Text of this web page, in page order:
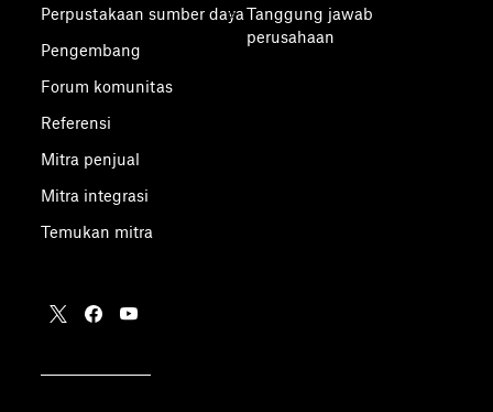
Perpustakaan sumber daya
Pengembang
Forum komunitas
Referensi
Mitra penjual
Mitra integrasi
Temukan mitra
Tanggung jawab
perusahaan